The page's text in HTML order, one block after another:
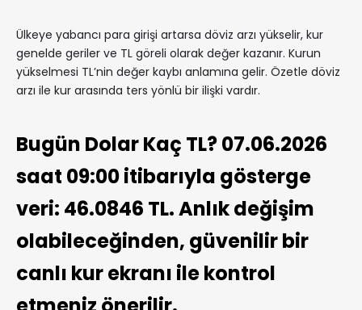
Ülkeye yabancı para girişi artarsa döviz arzı yükselir, kur
genelde geriler ve TL göreli olarak değer kazanır. Kurun
yükselmesi TL’nin değer kaybı anlamına gelir. Özetle döviz
arzı ile kur arasında ters yönlü bir ilişki vardır.
Bugün Dolar Kaç TL? 07.06.2026
saat 09:00 itibarıyla gösterge
veri: 46.0846 TL. Anlık değişim
olabileceğinden, güvenilir bir
canlı kur ekranı ile kontrol